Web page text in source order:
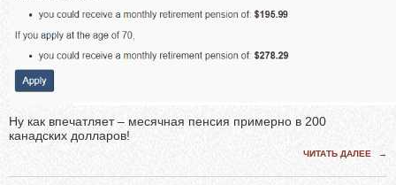
Ну как впечатляет – месячная пенсия примерно в 200
канадских долларов!
ЧИТАТЬ ДАЛЕЕ →